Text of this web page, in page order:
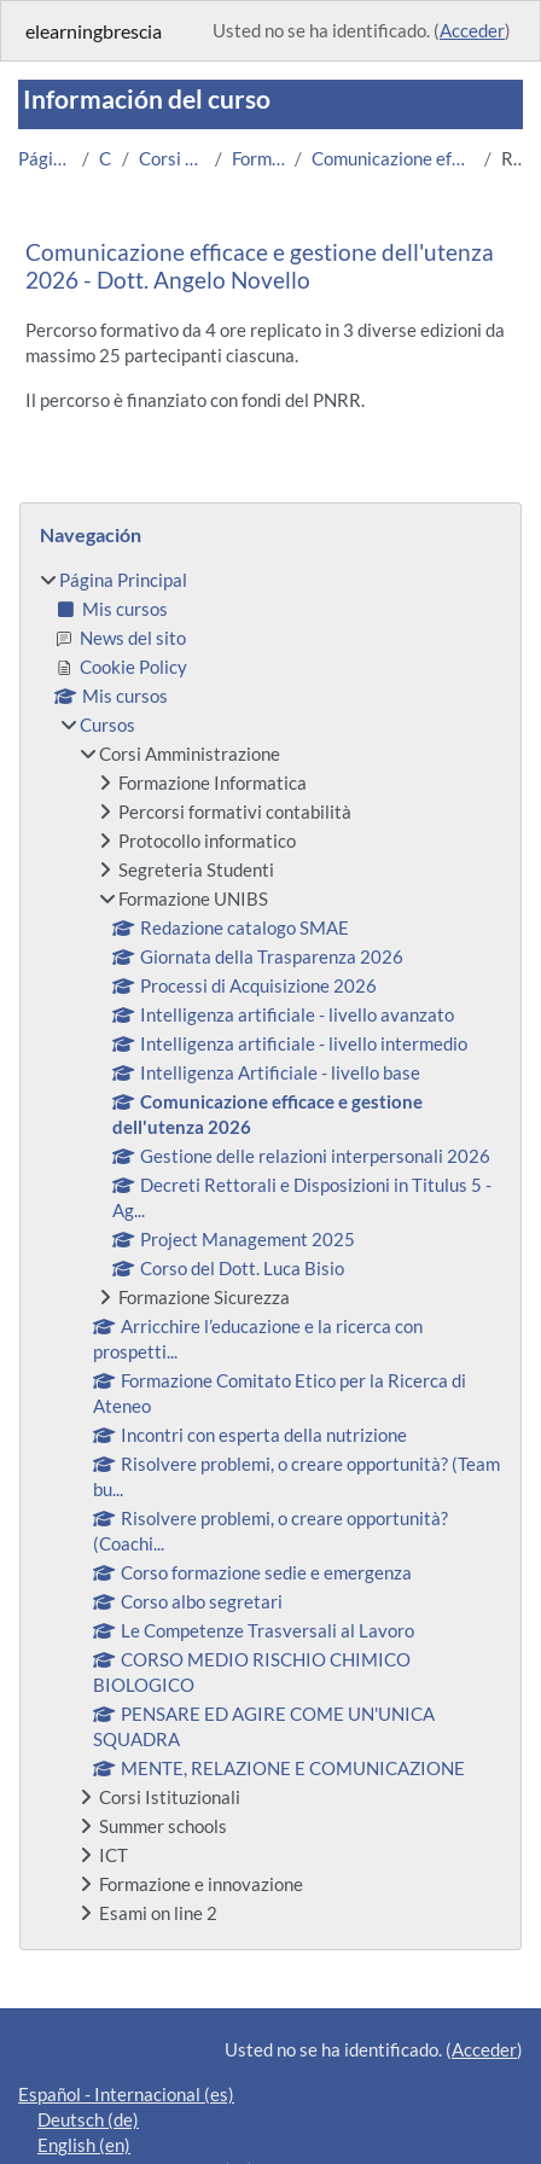
elearningbrescia Usted no se ha identificado. (Acceder)
Información del curso
Página Principal Cursos Corsi Amministrazione Formazione UNIBS Comunicazione efficace e gestione dell'utenza 2026 Resumen
Comunicazione efficace e gestione dell'utenza
2026 - Dott. Angelo Novello
Percorso formativo da 4 ore replicato in 3 diverse edizioni da
massimo 25 partecipanti ciascuna.
Il percorso è finanziato con fondi del PNRR.
Bloques
Navegación
Página Principal
Mis cursos
News del sito
Cookie Policy
Mis cursos
Cursos
Corsi Amministrazione
Formazione Informatica
Percorsi formativi contabilità
Protocollo informatico
Segreteria Studenti
Formazione UNIBS
Redazione catalogo SMAE
Giornata della Trasparenza 2026
Processi di Acquisizione 2026
Intelligenza artificiale - livello avanzato
Intelligenza artificiale - livello intermedio
Intelligenza Artificiale - livello base
Comunicazione efficace e gestione
dell'utenza 2026
Gestione delle relazioni interpersonali 2026
Decreti Rettorali e Disposizioni in Titulus 5 -
Ag...
Project Management 2025
Corso del Dott. Luca Bisio
Formazione Sicurezza
Arricchire l’educazione e la ricerca con
prospetti...
Formazione Comitato Etico per la Ricerca di
Ateneo
Incontri con esperta della nutrizione
Risolvere problemi, o creare opportunità? (Team
bu...
Risolvere problemi, o creare opportunità?
(Coachi...
Corso formazione sedie e emergenza
Corso albo segretari
Le Competenze Trasversali al Lavoro
CORSO MEDIO RISCHIO CHIMICO
BIOLOGICO
PENSARE ED AGIRE COME UN'UNICA
SQUADRA
MENTE, RELAZIONE E COMUNICAZIONE
Corsi Istituzionali
Summer schools
ICT
Formazione e innovazione
Esami on line 2
Bloques suplementarios
Usted no se ha identificado. (Acceder)
Español - Internacional ‎(es)‎
Deutsch ‎(de)‎
English ‎(en)‎